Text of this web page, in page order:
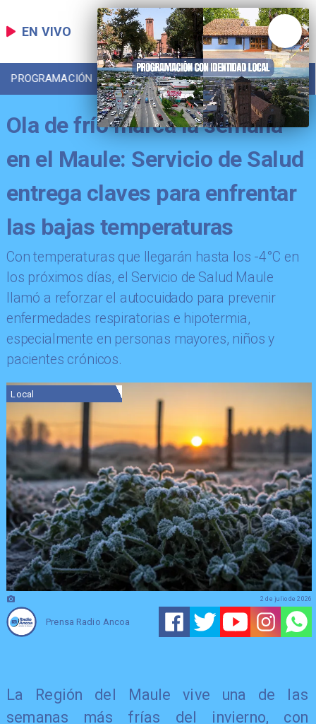
EN VIVO
PROGRAMACIÓN LOCAL DEPORTES
Ola de frío marca la semana
en el Maule: Servicio de Salud
entrega claves para enfrentar
las bajas temperaturas
​Con temperaturas que llegarán hasta los -4°C en
los próximos días, el Servicio de Salud Maule
llamó a reforzar el autocuidado para prevenir
enfermedades respiratorias e hipotermia,
especialmente en personas mayores, niños y
pacientes crónicos.
Local
Prensa Radio Ancoa
2 de julio de 2026
La Región del Maule vive una de las
semanas más frías del invierno, con